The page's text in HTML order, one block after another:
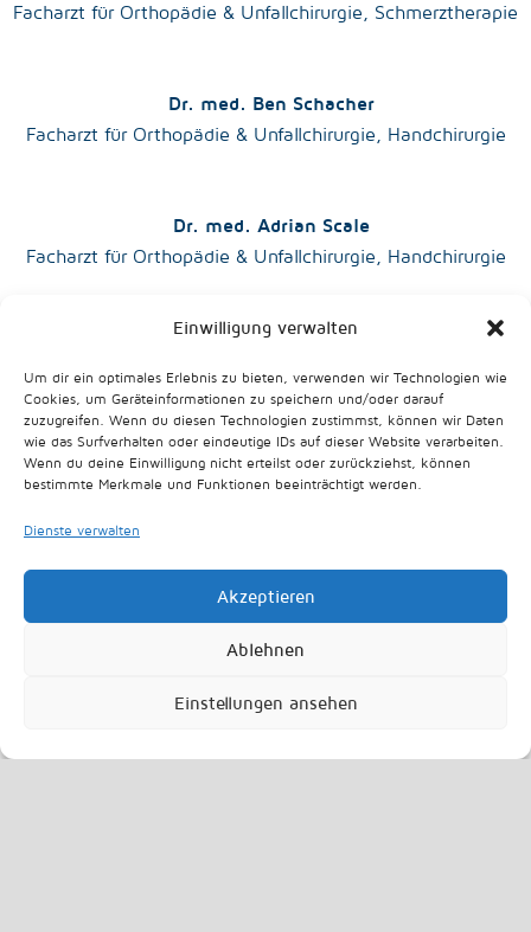
Einwilligung verwalten
Um dir ein optimales Erlebnis zu bieten, verwenden wir Technologien wie
Cookies, um Geräteinformationen zu speichern und/oder darauf
zuzugreifen. Wenn du diesen Technologien zustimmst, können wir Daten
wie das Surfverhalten oder eindeutige IDs auf dieser Website verarbeiten.
Wenn du deine Einwilligung nicht erteilst oder zurückziehst, können
bestimmte Merkmale und Funktionen beeinträchtigt werden.
Dienste verwalten
Akzeptieren
Ablehnen
Einstellungen ansehen
Facharzt für Orthopädie & Unfallchirurgie, Schmerztherapie
Dr. med. Ben Schacher
Facharzt für Orthopädie & Unfallchirurgie, Handchirurgie
Dr. med. Adrian Scale
Facharzt für Orthopädie & Unfallchirurgie, Handchirurgie
Fachärztin für Orthopädie & Unfallchirurgie, Handchirurgie
Ausgezeichnet mit dem Expertenzertifikat der deutschen Gesellschaft für
Handchirurgie